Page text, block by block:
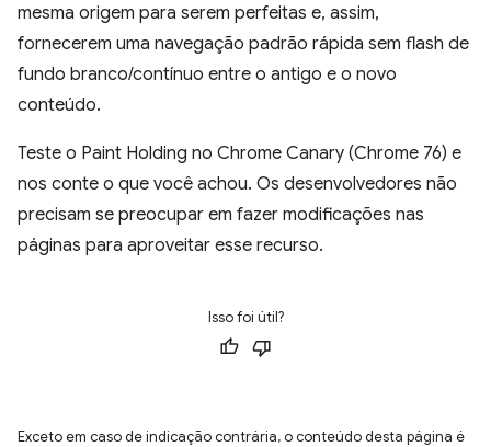
mesma origem para serem perfeitas e, assim,
fornecerem uma navegação padrão rápida sem flash de
fundo branco/contínuo entre o antigo e o novo
conteúdo.
Teste o Paint Holding no Chrome Canary (Chrome 76) e
nos conte o que você achou. Os desenvolvedores não
precisam se preocupar em fazer modificações nas
páginas para aproveitar esse recurso.
Isso foi útil?
Exceto em caso de indicação contrária, o conteúdo desta página é